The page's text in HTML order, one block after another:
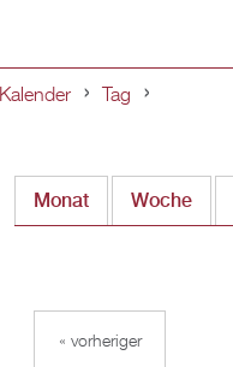
Kalender Tag
Monat Woche
« vorheriger